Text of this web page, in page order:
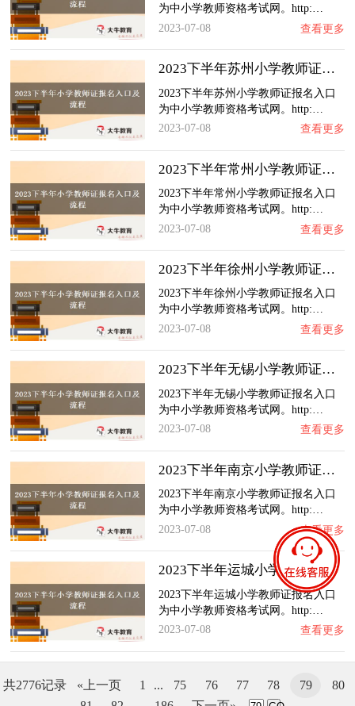
为中小学教师资格考试网。http:…
2023-07-08
查看更多
2023下半年苏州小学教师证报名入口及流程（内…
2023下半年苏州小学教师证报名入口
为中小学教师资格考试网。http:…
2023-07-08
查看更多
2023下半年常州小学教师证报名入口及流程（内…
2023下半年常州小学教师证报名入口
为中小学教师资格考试网。http:…
2023-07-08
查看更多
2023下半年徐州小学教师证报名入口及流程（内…
2023下半年徐州小学教师证报名入口
为中小学教师资格考试网。http:…
2023-07-08
查看更多
2023下半年无锡小学教师证报名入口及流程（内…
2023下半年无锡小学教师证报名入口
为中小学教师资格考试网。http:…
2023-07-08
查看更多
2023下半年南京小学教师证报名入口及流程（内…
2023下半年南京小学教师证报名入口
为中小学教师资格考试网。http:…
2023-07-08
查看更多
2023下半年运城小学教师证报名入口及流程（内…
2023下半年运城小学教师证报名入口
为中小学教师资格考试网。http:…
2023-07-08
查看更多
共2776记录 «上一页 1 ... 75 76 77 78 79
80